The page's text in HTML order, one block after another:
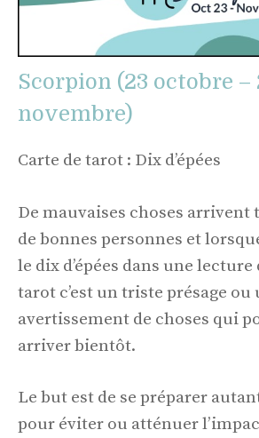
Scorpion (23 octobre –
novembre)
Carte de tarot : Dix d’épées
De mauvaises choses arrivent
de bonnes personnes et
le dix d’épées dans une lecture
tarot c’est un triste présage ou
avertissement de choses qui
arriver bientôt.
Le but est de se préparer
pour éviter ou atténuer